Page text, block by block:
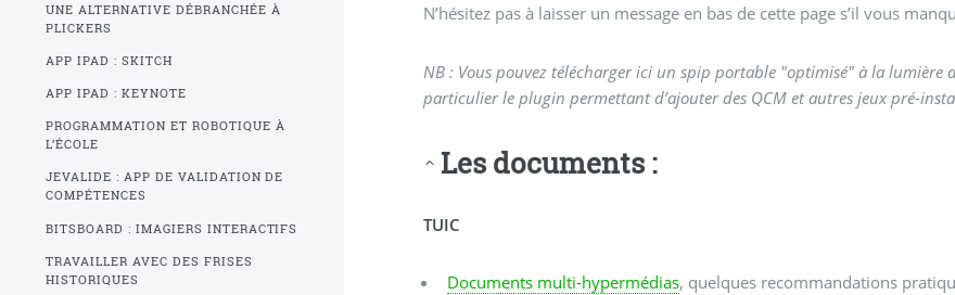
N’hésitez pas à laisser un message en bas de cette page s’il vous
NB : Vous pouvez télécharger ici un spip portable "optimisé" à la lumière
particulier le plugin permettant d’ajouter des QCM et autres jeux pré-
Les documents :
TUIC
Documents multi-hypermédias, quelques recommandations
UNE ALTERNATIVE DÉBRANCHÉE À
PLICKERS
APP IPAD : SKITCH
APP IPAD : KEYNOTE
PROGRAMMATION ET ROBOTIQUE À
L’ÉCOLE
JEVALIDE : APP DE VALIDATION DE
COMPÉTENCES
BITSBOARD : IMAGIERS INTERACTIFS
TRAVAILLER AVEC DES FRISES
HISTORIQUES